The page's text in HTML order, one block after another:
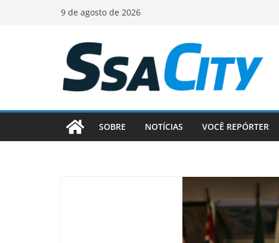
9 de agosto de 2026
SOBRE NOTÍCIAS VOCÊ REPÓRTER